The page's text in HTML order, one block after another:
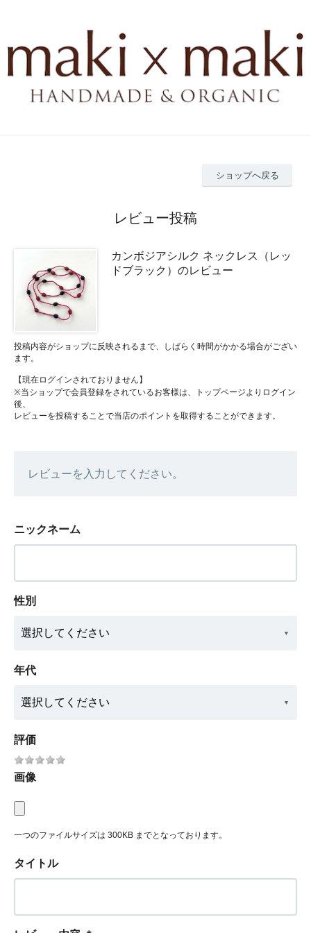
ショップへ戻る
レビュー投稿
カンボジアシルク ネックレス（レッ
ドブラック）のレビュー
投稿内容がショップに反映されるまで、しばらく時間がかかる場合がござい
ます。
【現在ログインされておりません】
※当ショップで会員登録をされているお客様は、トップページよりログイン
後、
レビューを投稿することで当店のポイントを取得することができます。
レビューを入力してください。
ニックネーム
性別
年代
評価
画像
一つのファイルサイズは 300KB までとなっております。
タイトル